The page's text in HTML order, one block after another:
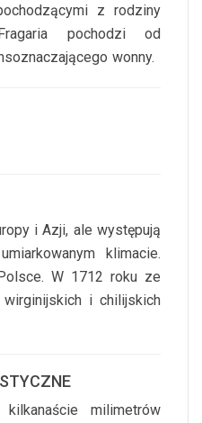
z rodziny
pochodzi od
wonny.
i Azji, ale występują
klimacie.
W 1712 roku ze
i chilijskich
milimetrów